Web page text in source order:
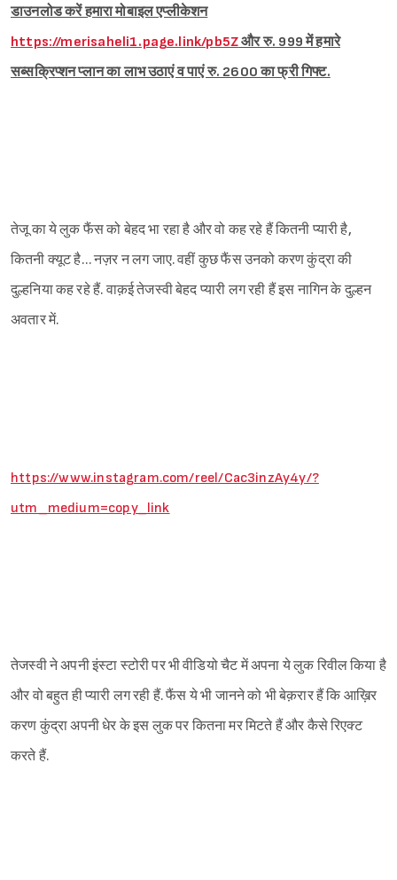
डाउनलोड करें हमारा मोबाइल एप्लीकेशन
https://merisaheli1.page.link/pb5Zऔर रु. 999 में हमारे
सब्सक्रिप्शन प्लान का लाभ उठाएं व पाएं रु. 2600 का फ्री गिफ्ट.
तेजू का ये लुक फैंस को बेहद भा रहा है और वो कह रहे हैं कितनी प्यारी है,
कितनी क्यूट है… नज़र न लग जाए. वहीं कुछ फैंस उनको करण कुंद्रा की
दुल्हनिया कह रहे हैं. वाक़ई तेजस्वी बेहद प्यारी लग रही हैं इस नागिन के दुल्हन
अवतार में.
https://www.instagram.com/reel/Cac3inzAy4y/?
utm_medium=copy_link
तेजस्वी ने अपनी इंस्टा स्टोरी पर भी वीडियो चैट में अपना ये लुक रिवील किया है
और वो बहुत ही प्यारी लग रही हैं. फैंस ये भी जानने को भी बेक़रार हैं कि आख़िर
करण कुंद्रा अपनी धेर के इस लुक पर कितना मर मिटते हैं और कैसे रिएक्ट
करते हैं.